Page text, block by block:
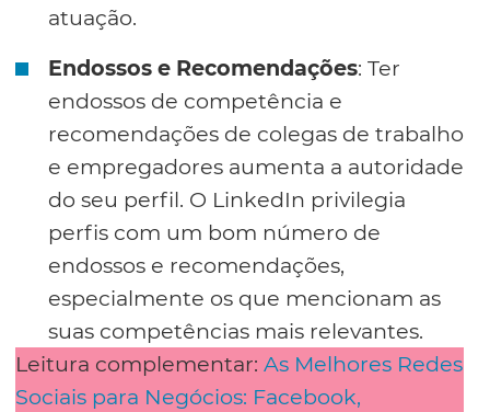
atuação.
Endossos e Recomendações: Ter
endossos de competência e
recomendações de colegas de trabalho
e empregadores aumenta a autoridade
do seu perfil. O LinkedIn privilegia
perfis com um bom número de
endossos e recomendações,
especialmente os que mencionam as
suas competências mais relevantes.
Leitura complementar: As Melhores Redes
Sociais para Negócios: Facebook,